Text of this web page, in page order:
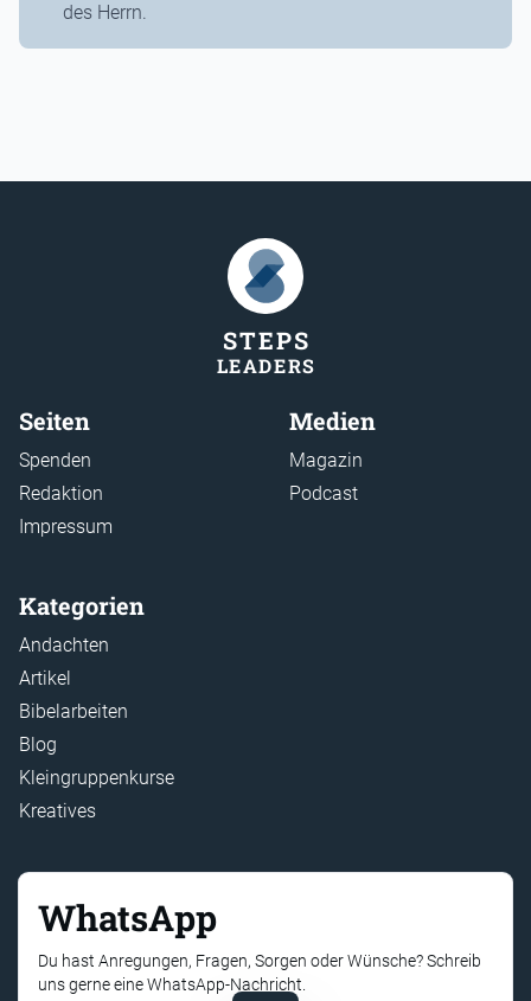
des Herrn.
STEPS
LEADERS
Seiten
Spenden
Redaktion
Impressum
Medien
Magazin
Podcast
Kategorien
Andachten
Artikel
Bibelarbeiten
Blog
Kleingruppenkurse
Kreatives
WhatsApp
Du hast Anregungen, Fragen, Sorgen oder Wünsche? Schreib
uns gerne eine WhatsApp-Nachricht.